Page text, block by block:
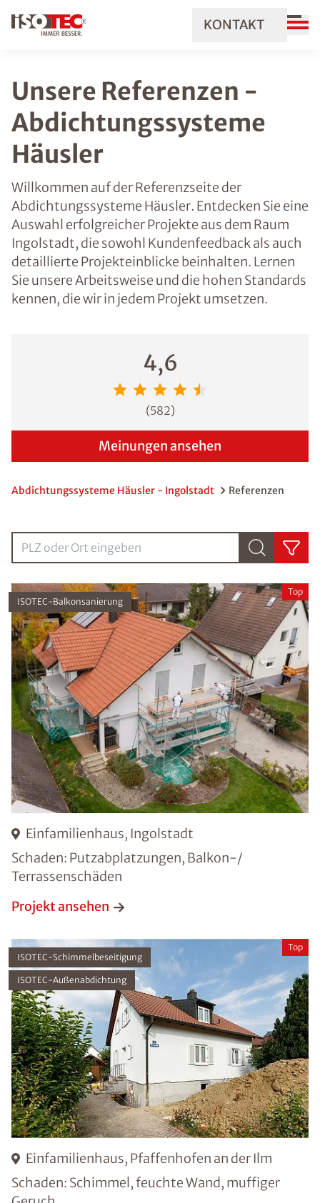
KONTAKT
Unsere Referenzen -
Abdichtungssysteme
Häusler
Willkommen auf der Referenzseite der
Abdichtungssysteme Häusler. Entdecken Sie eine
Auswahl erfolgreicher Projekte aus dem Raum
Ingolstadt, die sowohl Kundenfeedback als auch
detaillierte Projekteinblicke beinhalten. Lernen
Sie unsere Arbeitsweise und die hohen Standards
kennen, die wir in jedem Projekt umsetzen.
4,6
(582)
Meinungen ansehen
Abdichtungssysteme Häusler - Ingolstadt Referenzen
PLZ oder Ort eingebenPLZ oder Ort eingeben
Einfamilienhaus, Ingolstadt
Schaden: Putzabplatzungen, Balkon-/
Terrassenschäden
ISOTEC-Balkonsanierung
Top
Projekt ansehen
Einfamilienhaus, Pfaffenhofen an der Ilm
Schaden: Schimmel, feuchte Wand, muffiger
ISOTEC-Schimmelbeseitigung
ISOTEC-Außenabdichtung
Top